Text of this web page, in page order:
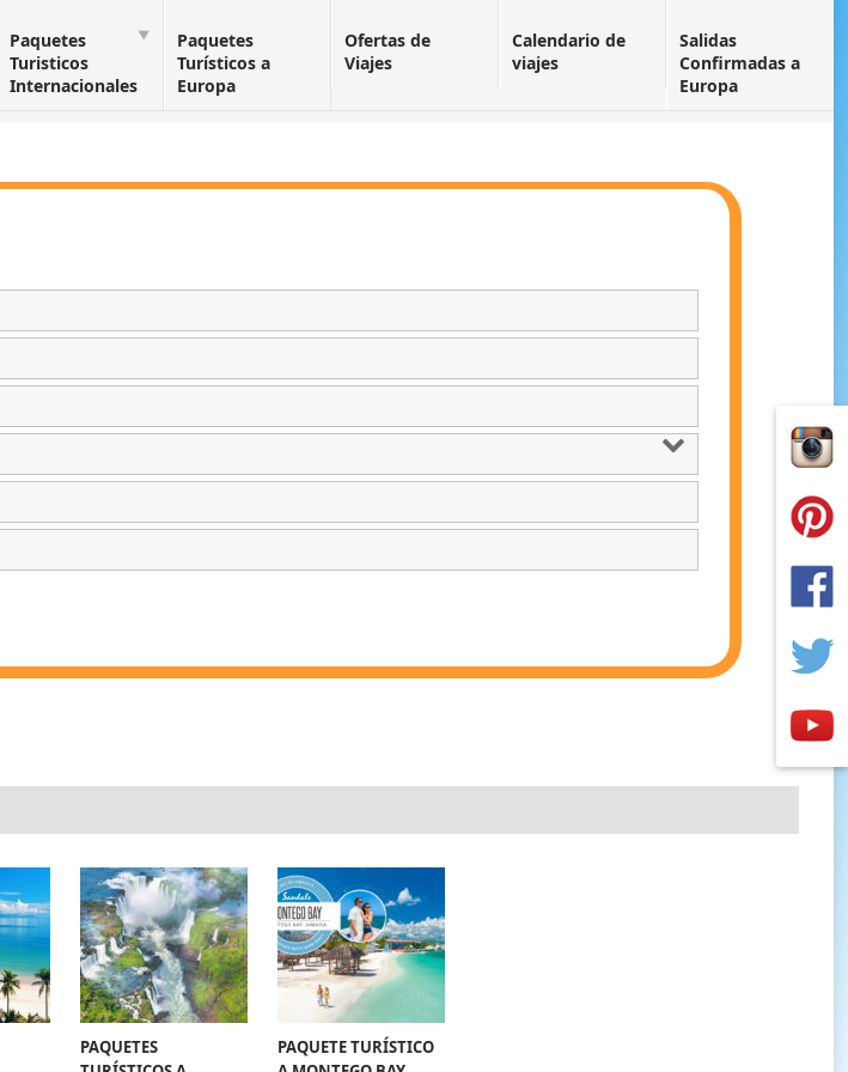
Paquetes
Turisticos
Internacionales
Paquetes
Turísticos a
Europa
Ofertas de
Viajes
Calendario de
viajes
Salidas
Confirmadas a
Europa
PAQUETES
PAQUETE TURÍSTICO